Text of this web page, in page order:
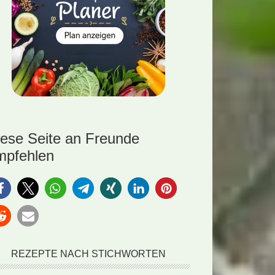
Seite an Freunde
REZEPTE NACH STICHWORTEN